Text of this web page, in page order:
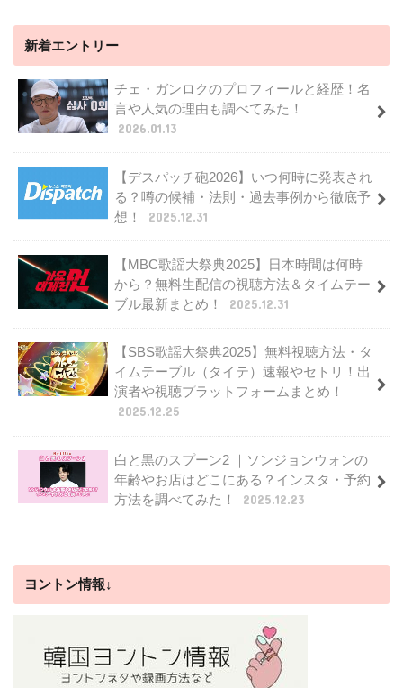
新着エントリー
チェ・ガンロクのプロフィールと経歴！名
言や人気の理由も調べてみた！
2026.01.13
【デスパッチ砲2026】いつ何時に発表され
る？噂の候補・法則・過去事例から徹底予
想！
2025.12.31
【MBC歌謡大祭典2025】日本時間は何時
から？無料生配信の視聴方法＆タイムテー
ブル最新まとめ！
2025.12.31
【SBS歌謡大祭典2025】無料視聴方法・タ
イムテーブル（タイテ）速報やセトリ！出
演者や視聴プラットフォームまとめ！
2025.12.25
白と黒のスプーン2 ｜ソンジョンウォンの
年齢やお店はどこにある？インスタ・予約
方法を調べてみた！
2025.12.23
ヨントン情報↓